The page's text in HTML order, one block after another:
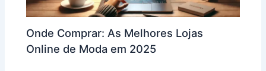
Onde Comprar: As Melhores Lojas
Online de Moda em 2025